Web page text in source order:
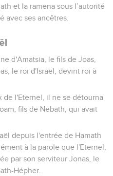
roi d'Israël. Il régna 10 ans à
de Jéroboam, fils de Nebath,
le pays, et Menahem lui
qu'il contribue à affermir la
sur tous les Israélites riches
à raison de 50 pièces
repartit alors sans prendre
tout ce qu'il a accompli,
des rois d'Israël.